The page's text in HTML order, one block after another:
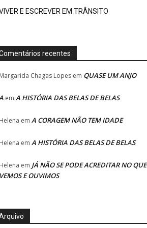
E ESCREVER EM TRÂNSITO
recentes
Chagas Lopes em QUASE UM ANJO
em A HISTÓRIA DAS BELAS DE BELAS
em A CORAGEM NÃO TEM IDADE
em A HISTÓRIA DAS BELAS DE BELAS
em JÁ NÃO SE PODE ACREDITAR NO QUE
E OUVIMOS